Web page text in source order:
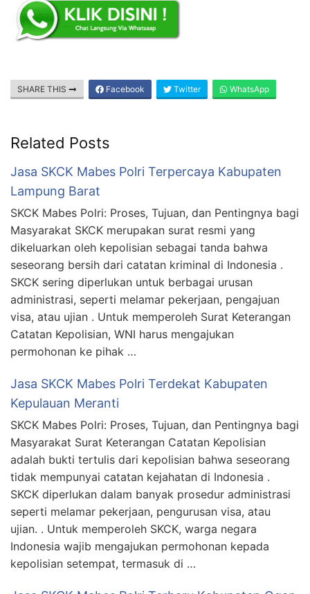
SHARE THIS Facebook Twitter WhatsApp
Related Posts
Jasa SKCK Mabes Polri Terpercaya Kabupaten
Lampung Barat
SKCK Mabes Polri: Proses, Tujuan, dan Pentingnya bagi
Masyarakat SKCK merupakan surat resmi yang
dikeluarkan oleh kepolisian sebagai tanda bahwa
seseorang bersih dari catatan kriminal di Indonesia .
SKCK sering diperlukan untuk berbagai urusan
administrasi, seperti melamar pekerjaan, pengajuan
visa, atau ujian . Untuk memperoleh Surat Keterangan
Catatan Kepolisian, WNI harus mengajukan
permohonan ke pihak …
Jasa SKCK Mabes Polri Terdekat Kabupaten
Kepulauan Meranti
SKCK Mabes Polri: Proses, Tujuan, dan Pentingnya bagi
Masyarakat Surat Keterangan Catatan Kepolisian
adalah bukti tertulis dari kepolisian bahwa seseorang
tidak mempunyai catatan kejahatan di Indonesia .
SKCK diperlukan dalam banyak prosedur administrasi
seperti melamar pekerjaan, pengurusan visa, atau
ujian. . Untuk memperoleh SKCK, warga negara
Indonesia wajib mengajukan permohonan kepada
kepolisian setempat, termasuk di …